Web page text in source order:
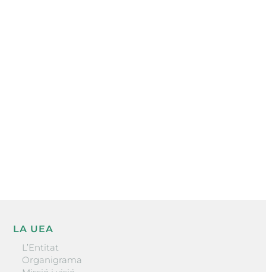
LA UEA
L’Entitat
Organigrama